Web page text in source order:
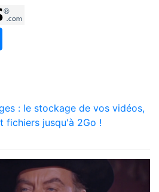
: le stockage de vos vidéos,
fichiers jusqu'à 2Go !